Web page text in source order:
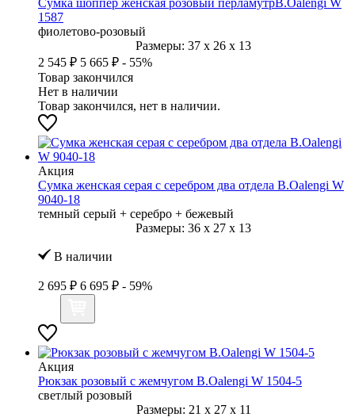
1587
фиолетово-розовый
Размеры: 37 x 26 x 13
2 545 ₽ 5 665 ₽ - 55%
Товар закончился
Нет в наличии
Товар закончился, нет в наличии.
Акция
Сумка женская серая с серебром два отдела B.Oalengi W
9040-18
темный серый + серебро + бежевый
Размеры: 36 x 27 x 13
В наличии
2 695 ₽ 6 695 ₽ - 59%
Акция
Рюкзак розовый с жемчугом B.Oalengi W 1504-5
светлый розовый
Размеры: 21 x 27 x 11